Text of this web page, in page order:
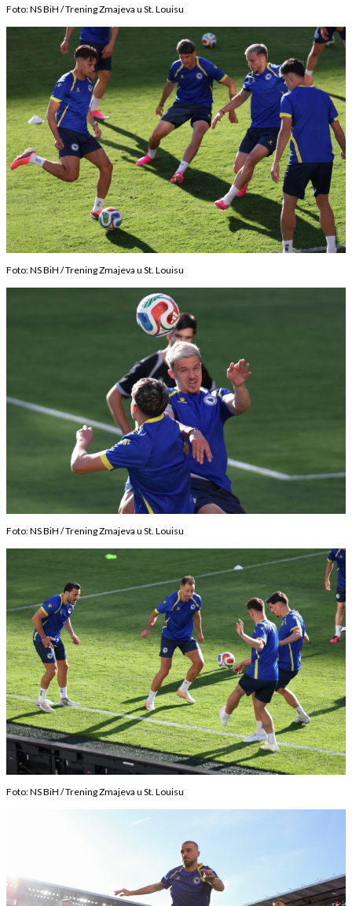
Foto: NS BiH / Trening Zmajeva u St. Louisu
Foto: NS BiH / Trening Zmajeva u St. Louisu
Foto: NS BiH / Trening Zmajeva u St. Louisu
Foto: NS BiH / Trening Zmajeva u St. Louisu